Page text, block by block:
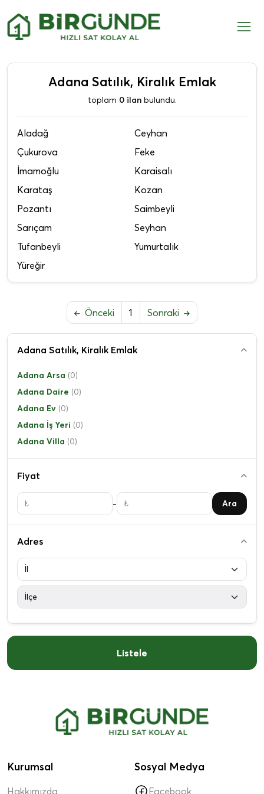
Adana Satılık, Kiralık Emlak
Adana Arsa (0)
Adana Daire (0)
Adana Ev (0)
Adana İş Yeri (0)
Adana Villa (0)
Fiyat
- Ara
Adres
Listele
Adana Satılık, Kiralık Emlak
toplam 0 ilanbulundu.
Aladağ
Ceyhan
Çukurova
Feke
İmamoğlu
Karaisalı
Karataş
Kozan
Pozantı
Saimbeyli
Sarıçam
Seyhan
Tufanbeyli
Yumurtalık
Yüreğir
Önceki 1 Sonraki
Kurumsal
Hakkımızda
Sosyal Medya
Facebook